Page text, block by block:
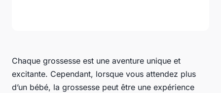
Chaque grossesse est une aventure unique et
excitante. Cependant, lorsque vous attendez plus
d’un bébé, la grossesse peut être une expérience